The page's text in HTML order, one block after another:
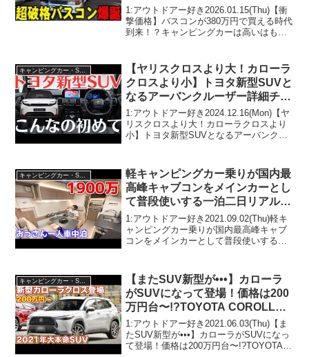
代からでも夢を叶えられるキャン
ピングカーが入庫！！
1:アウトドアー好き2026.01.15(Thu)【衝
撃価格】バスコンが380万円で買える時代
到来！？キャンピングカーは高いはもう
話題らしいぞ、見逃さないで！！2:ア...
キャンピングカー・SUV人気車種
【ヤリスクロスより大！カローラ
クロスより小】トヨタ新型SUVと
なるアーバンクルーザー詳細チェ
ック！！内外装など新しい⑥のポ
イントを紹介
1:アウトドアー好き2024.12.16(Mon)【ヤ
リスクロスより大！カローラクロスより
小】トヨタ新型SUVとなるアーバンクル
しいぞ、見逃さないで！！2:アウトドア
ー...
キャンピングカー・SUV人気車種
軽キャンピングカー乗りが国内最
高峰キャブコンをメインカーとし
て普段使いする一泊二日リアルな
車中泊【2021年最新型
SAKURA】
1:アウトドアー好き2021.09.02(Thu)軽キ
ャンピングカー乗りが国内最高峰キャブ
コンをメインカーとして普段使いする一
逃さないで！！2:アウトドアー好き2...
【またSUV新型が•••】カローラ
がSUVになって登場！価格は200
万円台〜!?TOYOTA COROLLA
CROSS
1:アウトドアー好き2021.06.03(Thu)【ま
たSUV新型が•••】カローラがSUVになっ
て登場！価格は200万円台〜!?TOYOTA